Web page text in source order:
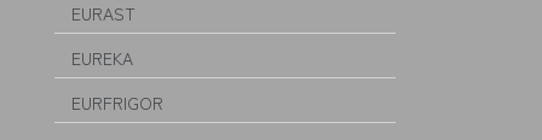
EURAST
EUREKA
EURFRIGOR